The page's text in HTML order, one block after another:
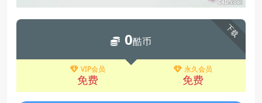
下载
0酷币
VIP会员
免费
永久会员
免费